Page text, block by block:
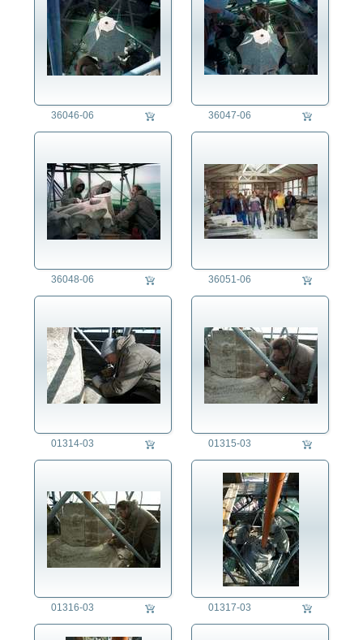
36046-06 36047-06
36048-06 36051-06
01314-03 01315-03
01316-03 01317-03